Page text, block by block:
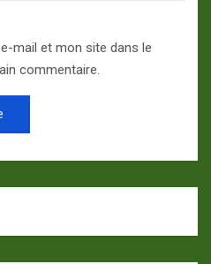
mail et mon site dans le
commentaire.